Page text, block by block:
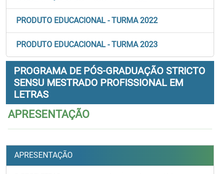
PRODUTO EDUCACIONAL - TURMA 2022
PRODUTO EDUCACIONAL - TURMA 2023
PROGRAMA DE PÓS-GRADUAÇÃO STRICTO
SENSU MESTRADO PROFISSIONAL EM
LETRAS
APRESENTAÇÃO
APRESENTAÇÃO